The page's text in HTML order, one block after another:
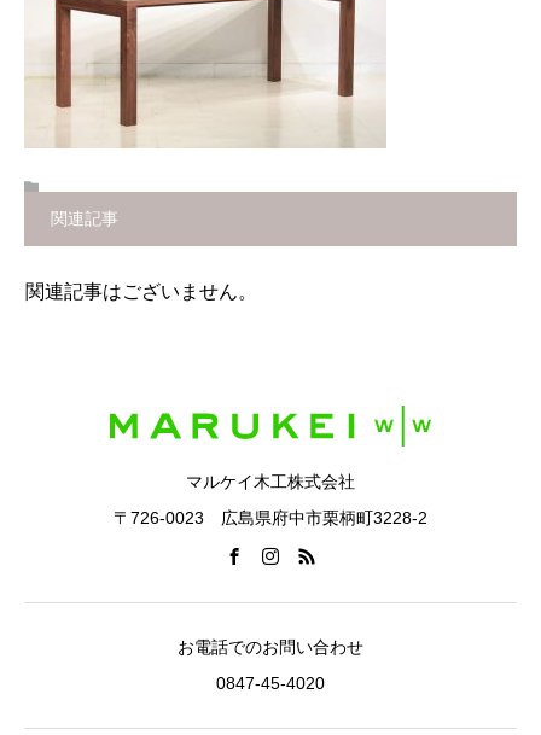
関連記事
関連記事はございません。
マルケイ木工株式会社
〒726-0023 広島県府中市栗柄町3228-2
お電話でのお問い合わせ
0847-45-4020